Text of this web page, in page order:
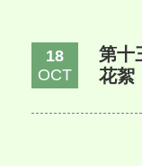
18
OCT
第十
花絮